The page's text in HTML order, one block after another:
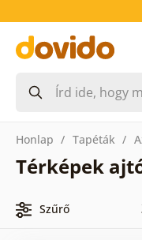
Honlap Tapéták
Térképek
Szűrő